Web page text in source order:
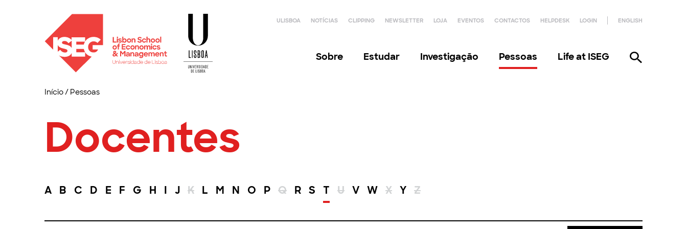
ULISBOA NOTÍCIAS CLIPPING NEWSLETTER LOJA EVENTOS CONTACTOS HELPDESK LOGIN ENGLISH
Sobre Estudar Investigação Pessoas Life at ISEG
Início/ Pessoas
Docentes
A B C D E F G H I J K L M N O P Q R S T U V W X Y Z